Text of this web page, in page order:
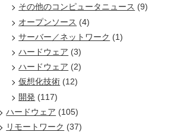
その他のコンピュータニュース (9)
オープンソース (4)
サーバー／ネットワーク (1)
ハードウェア (3)
ハードウェア (2)
仮想化技術 (12)
開発 (117)
ハードウェア (105)
リモートワーク (37)